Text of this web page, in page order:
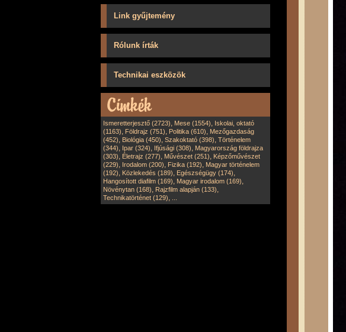
Link gyűjtemény
Rólunk írták
Technikai eszközök
Ismeretterjesztő (2723), Mese (1554), Iskolai, oktató
(1163), Földrajz (751), Politika (610), Mezőgazdaság
(452), Biológia (450), Szakoktató (398), Történelem
(344), Ipar (324), Ifjúsági (308), Magyarország földrajza
(303), Életrajz (277), Művészet (251), Képzőművészet
(229), Irodalom (200), Fizika (192), Magyar történelem
(192), Közlekedés (189), Egészségügy (174),
Hangosított diafilm (169), Magyar irodalom (169),
Növénytan (168), Rajzfilm alapján (133),
Technikatörténet (129),